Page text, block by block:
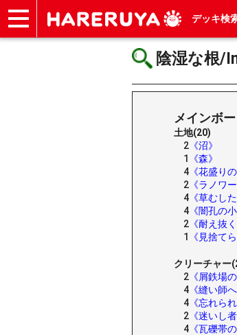
デッキ検
陰湿な根/
メインボ
土地(20)
2 《沼》
1
《森》
4 《花盛り
2 《ラノワ
4 《草むした
4 《闇孔の小
2 《耐え抜
1
《見捨て
クリーチャー
2 《屑鉄場
4 《縫い師
4 《忘れら
2 《迷いし
4 《瓦礫帯